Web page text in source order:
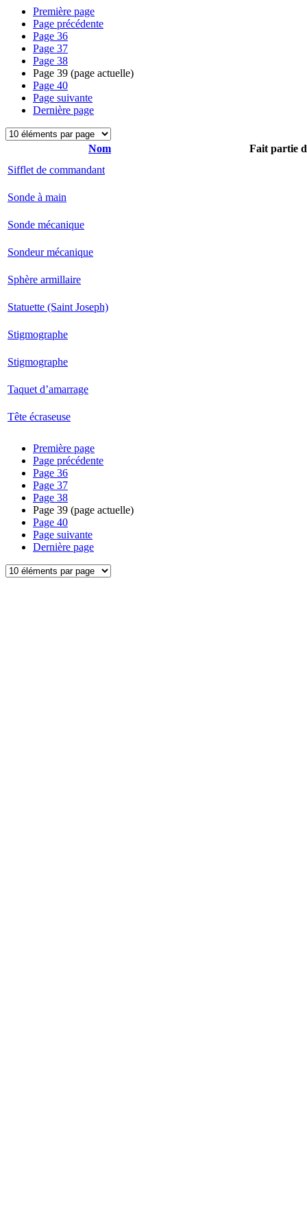
Première page
Page précédente
Page 36
Page 37
Page 38
Page 39 (page actuelle)
Page 40
Page suivante
Dernière page
Nom
Fait partie
Sifflet de commandant
Sonde à main
Sonde mécanique
Sondeur mécanique
Sphère armillaire
Statuette (Saint Joseph)
Stigmographe
Stigmographe
Taquet d’amarrage
Tête écraseuse
Première page
Page précédente
Page 36
Page 37
Page 38
Page 39 (page actuelle)
Page 40
Page suivante
Dernière page